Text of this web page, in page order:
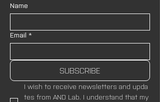
Name
Email *
SUBSCRIBE
I wish to receive newsletters and upda
tes from AND Lab. I understand that my